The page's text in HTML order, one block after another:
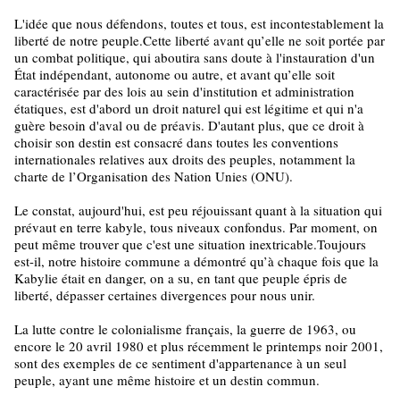
L'idée que nous défendons, toutes et tous, est incontestablement la
liberté de notre peuple.Cette liberté avant qu’elle ne soit portée par
un combat politique, qui aboutira sans doute à l'instauration d'un
État indépendant, autonome ou autre, et avant qu’elle soit
caractérisée par des lois au sein d'institution et administration
étatiques, est d'abord un droit naturel qui est légitime et qui n'a
guère besoin d'aval ou de préavis. D'autant plus, que ce droit à
choisir son destin est consacré dans toutes les conventions
internationales relatives aux droits des peuples, notamment la
charte de l’Organisation des Nation Unies (ONU).
Le constat, aujourd'hui, est peu réjouissant quant à la situation qui
prévaut en terre kabyle, tous niveaux confondus. Par moment, on
peut même trouver que c'est une situation inextricable.Toujours
est-il, notre histoire commune a démontré qu’à chaque fois que la
Kabylie était en danger, on a su, en tant que peuple épris de
liberté, dépasser certaines divergences pour nous unir.
La lutte contre le colonialisme français, la guerre de 1963, ou
encore le 20 avril 1980 et plus récemment le printemps noir 2001,
sont des exemples de ce sentiment d'appartenance à un seul
peuple, ayant une même histoire et un destin commun.